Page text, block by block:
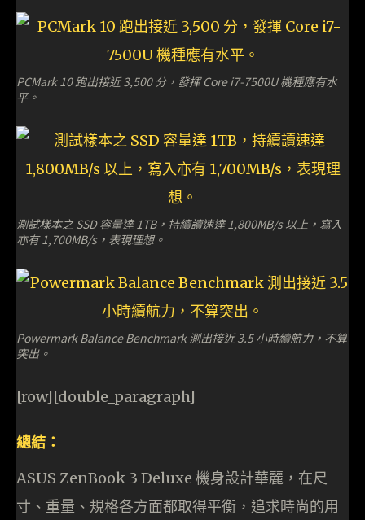
PCMark 10 跑出接近 3,500 分，發揮 Core i7-7500U 機種應有水
平。
測試樣本之 SSD 容量達 1TB，持續讀速達 1,800MB/s 以上，寫入
亦有 1,700MB/s，表現理想。
Powermark Balance Benchmark 測出接近 3.5 小時續航力，不算
突出。
[row][double_paragraph]
總結：
ASUS ZenBook 3 Deluxe 機身設計華麗，在尺
寸、重量、規格各方面都取得平衡，追求時尚的用